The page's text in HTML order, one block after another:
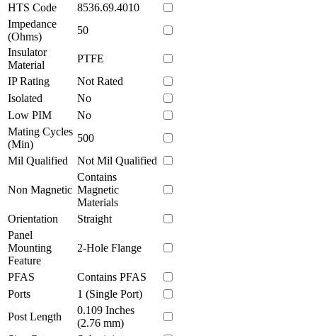
HTS Code
8536.69.4010
Impedance
(Ohms)
50
Insulator
Material
PTFE
IP Rating
Not Rated
Isolated
No
Low PIM
No
Mating Cycles
(Min)
500
Mil Qualified
Not Mil Qualified
Non Magnetic
Contains
Magnetic
Materials
Orientation
Straight
Panel
Mounting
Feature
2-Hole Flange
PFAS
Contains PFAS
Ports
1 (Single Port)
Post Length
0.109 Inches
(2.76 mm)